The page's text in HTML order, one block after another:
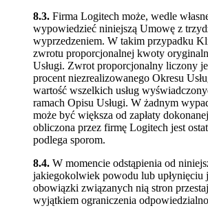
8.3. Firma Logitech może, wedle
wypowiedzieć niniejszą Umowę z
wyprzedzeniem. W takim przypadku
zwrotu proporcjonalnej kwoty
Usługi. Zwrot proporcjonalny liczony
procent niezrealizowanego Okresu
wartość wszelkich usług
ramach Opisu Usługi. W żadnym
może być większa od zapłaty
obliczona przez firmę Logitech jest
podlega sporom.
8.4. W momencie odstąpienia od
jakiegokolwiek powodu lub upłynięciu
obowiązki związanych nią stron
wyjątkiem ograniczenia